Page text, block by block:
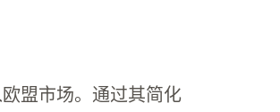
盟市场。通过其简化